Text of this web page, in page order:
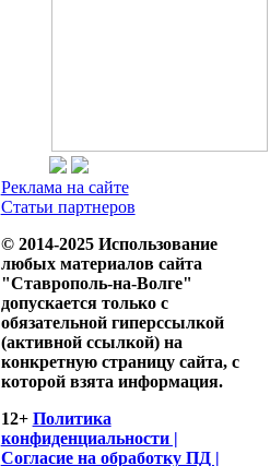
Реклама на сайте
Статьи партнеров
© 2014-2025 Использование
любых материалов сайта
"Ставрополь-на-Волге"
допускается только с
обязательной гиперссылкой
(активной ссылкой) на
конкретную страницу сайта, с
которой взята информация.
12+ Политика
конфиденциальности |
Согласие на обработку ПД |